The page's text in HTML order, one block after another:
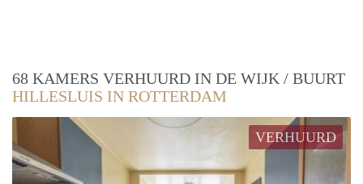
68 KAMERS VERHUURD IN DE WIJK / BUURT
HILLESLUIS IN ROTTERDAM
VERHUURD